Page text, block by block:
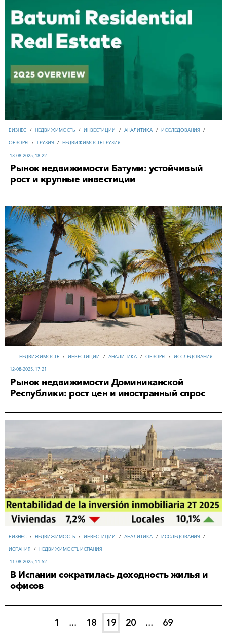
БИЗНЕС / НЕДВИЖИМОСТЬ / ИНВЕСТИЦИИ / АНАЛИТИКА / ИССЛЕДОВАНИЯ /
ОБЗОРЫ / ГРУЗИЯ / НЕДВИЖИМОСТЬ ГРУЗИЯ
13-08-2025, 18:22
Рынок недвижимости Батуми: устойчивый
рост и крупные инвестиции
НЕДВИЖИМОСТЬ / ИНВЕСТИЦИИ / АНАЛИТИКА / ОБЗОРЫ / ИССЛЕДОВАНИЯ
12-08-2025, 17:21
Рынок недвижимости Доминиканской
Республики: рост цен и иностранный спрос
БИЗНЕС / НЕДВИЖИМОСТЬ / ИНВЕСТИЦИИ / АНАЛИТИКА / ИССЛЕДОВАНИЯ /
ИСПАНИЯ / НЕДВИЖИМОСТЬ ИСПАНИЯ
11-08-2025, 11:52
В Испании сократилась доходность жилья и
офисов
1 ... 18 19 20 ... 69